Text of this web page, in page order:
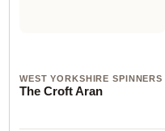
WEST YORKSHIRE SPINNERS
The Croft Aran